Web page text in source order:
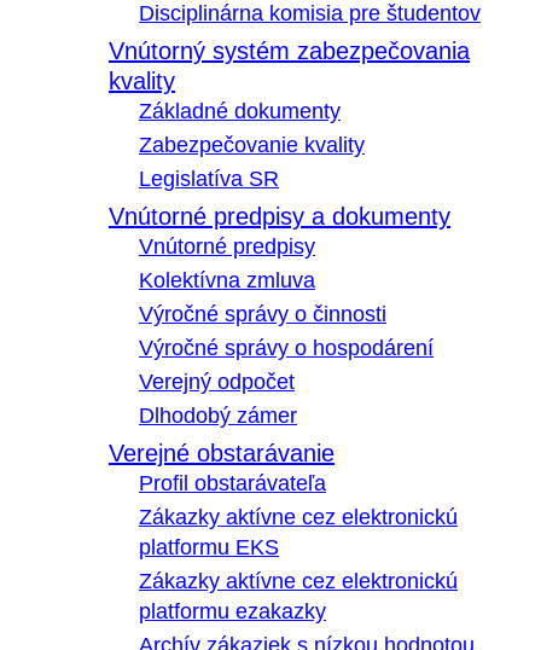
Disciplinárna komisia pre študentov
Vnútorný systém zabezpečovania
kvality
Základné dokumenty
Zabezpečovanie kvality
Legislatíva SR
Vnútorné predpisy a dokumenty
Vnútorné predpisy
Kolektívna zmluva
Výročné správy o činnosti
Výročné správy o hospodárení
Verejný odpočet
Dlhodobý zámer
Verejné obstarávanie
Profil obstarávateľa
Zákazky aktívne cez elektronickú
platformu EKS
Zákazky aktívne cez elektronickú
platformu ezakazky